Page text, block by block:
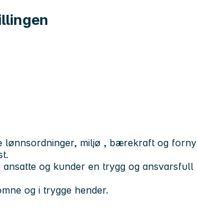
lønnsordninger, miljø , bærekraft og
og kunder en trygg og ansvarsfull
og i trygge hender.